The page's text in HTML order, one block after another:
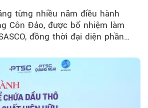
từng nhiều năm điều hành
Côn Đảo, được bổ nhiệm làm
đồng thời đại diện phần